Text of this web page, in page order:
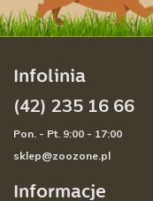
Informacje
Infolinia
(42) 235 16 66
Pon. - Pt. 9:00 - 17:00
sklep@zoozone.pl